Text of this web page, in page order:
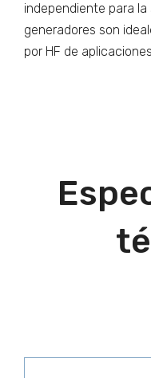
independiente para la
generadores son
por HF de